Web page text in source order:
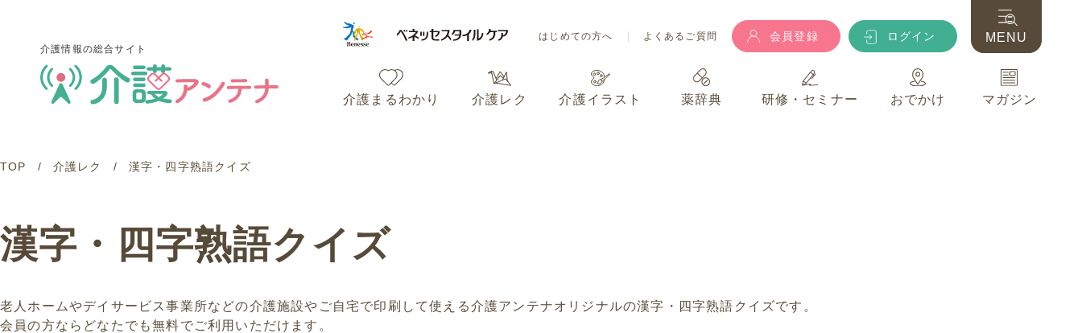
介護情報の総合サイト
はじめての方へ よくあるご質問 会員登録 ログイン
介護まるわかり 介護レク 介護イラスト 薬辞典 研修・セミナー おでかけ マガジン
MENU
介護情報の総合サイト
TOP 介護レク 漢字・四字熟語クイズ
漢字・四字熟語クイズ
老人ホームやデイサービス事業所などの介護施設やご自宅で印刷して使える介護アンテナオリジナルの漢字・四字熟語クイズです。
会員の方ならどなたでも無料でご利用いただけます。